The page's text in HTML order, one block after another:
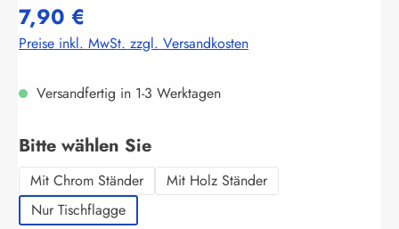
7,90 €
Preise inkl. MwSt. zzgl. Versandkosten
Versandfertig in 1-3 Werktagen
Bitte wählen Sieauswählen
Mit Chrom Ständer
Mit Holz Ständer
Nur Tischflagge